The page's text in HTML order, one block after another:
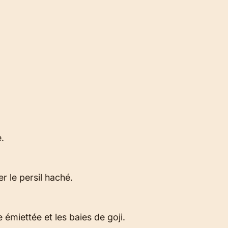
le persil haché.
et les baies de goji.